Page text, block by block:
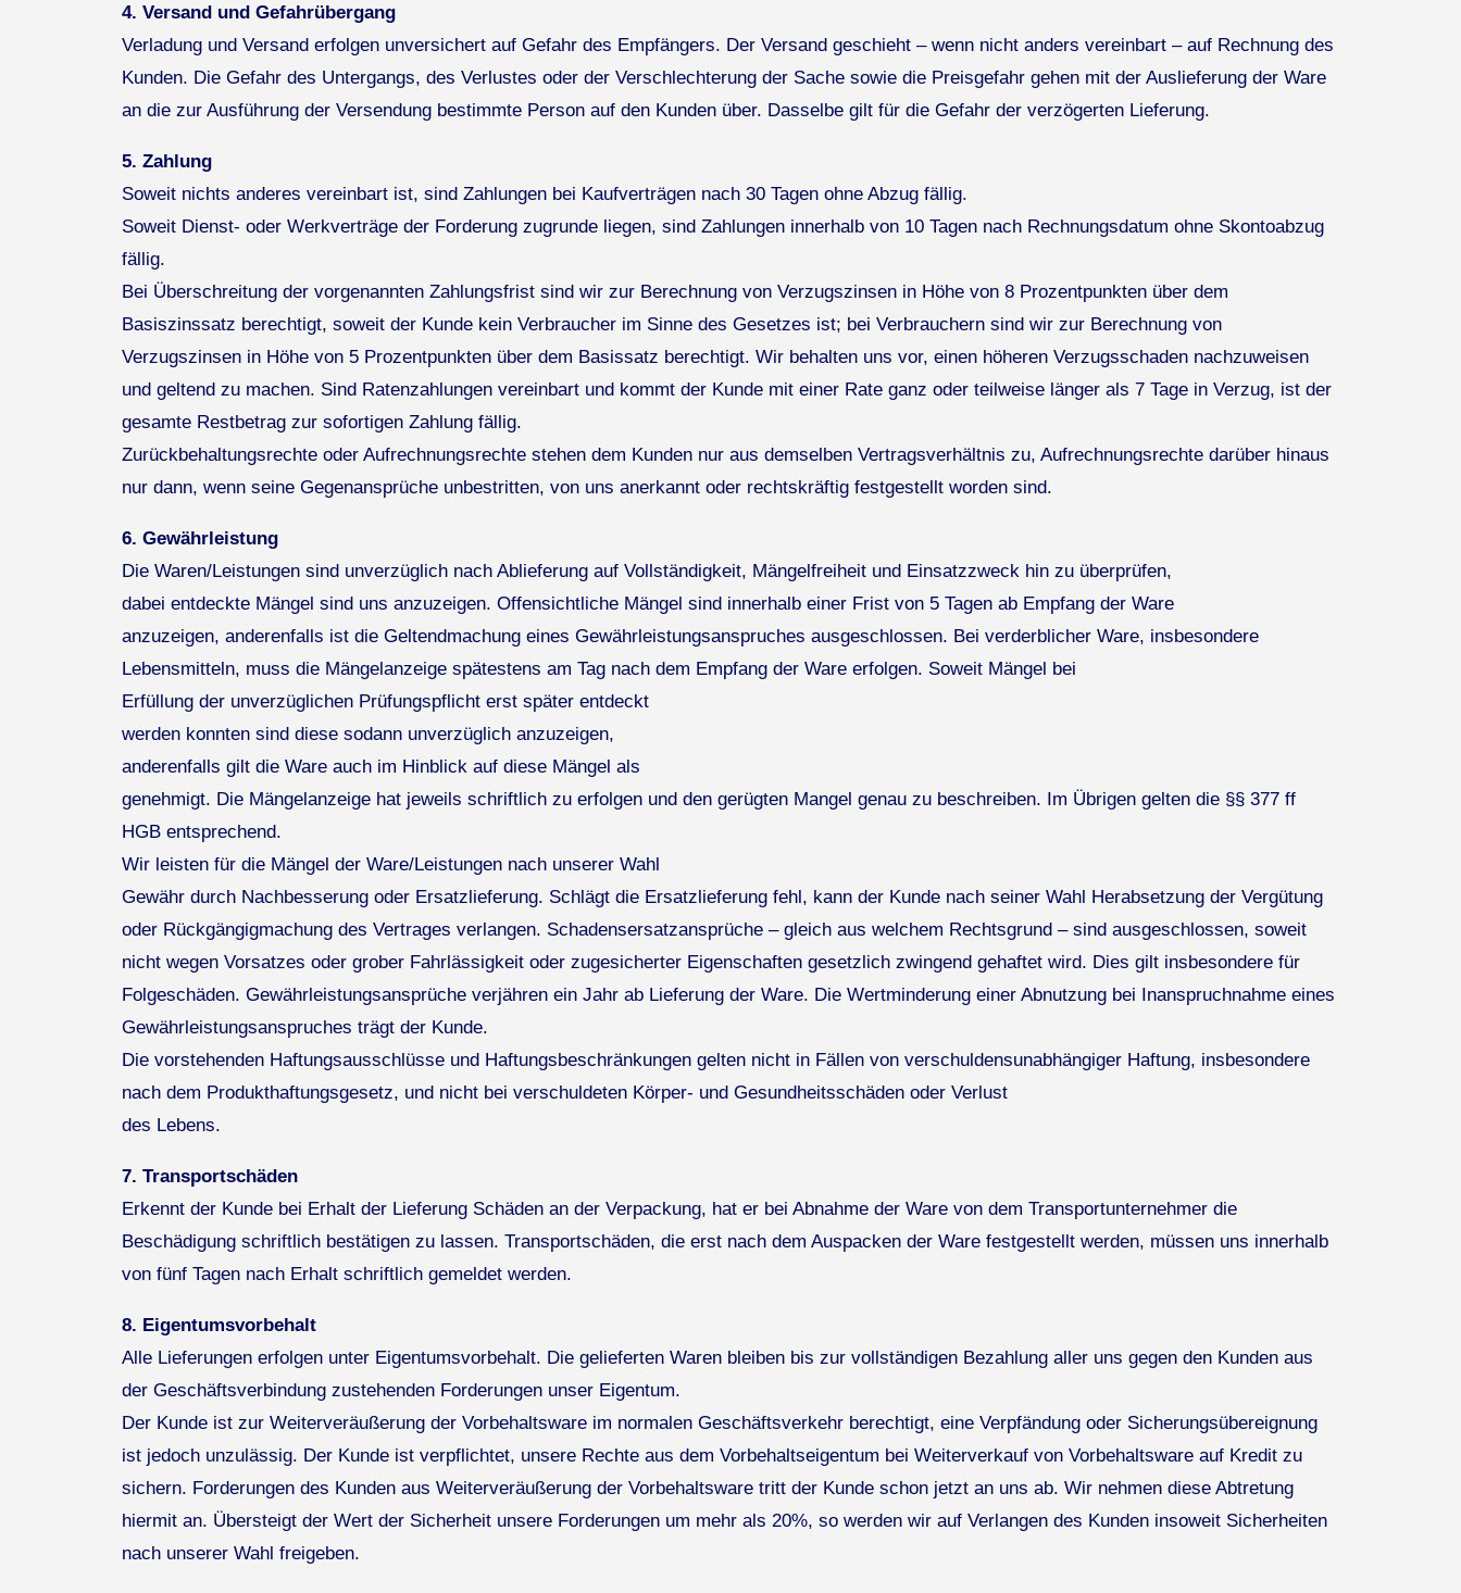
4. Versand und Gefahrübergang
Verladung und Versand erfolgen unversichert auf Gefahr des Empfängers. Der Versand geschieht – wenn nicht anders vereinbart – auf Rechnung des
Kunden. Die Gefahr des Untergangs, des Verlustes oder der Verschlechterung der Sache sowie die Preisgefahr gehen mit der Auslieferung der Ware
an die zur Ausführung der Versendung bestimmte Person auf den Kunden über. Dasselbe gilt für die Gefahr der verzögerten Lieferung.
5. Zahlung
Soweit nichts anderes vereinbart ist, sind Zahlungen bei Kaufverträgen nach 30 Tagen ohne Abzug fällig.
Soweit Dienst- oder Werkverträge der Forderung zugrunde liegen, sind Zahlungen innerhalb von 10 Tagen nach Rechnungsdatum ohne Skontoabzug
fällig.
Bei Überschreitung der vorgenannten Zahlungsfrist sind wir zur Berechnung von Verzugszinsen in Höhe von 8 Prozentpunkten über dem
Basiszinssatz berechtigt, soweit der Kunde kein Verbraucher im Sinne des Gesetzes ist; bei Verbrauchern sind wir zur Berechnung von
Verzugszinsen in Höhe von 5 Prozentpunkten über dem Basissatz berechtigt. Wir behalten uns vor, einen höheren Verzugsschaden nachzuweisen
und geltend zu machen. Sind Ratenzahlungen vereinbart und kommt der Kunde mit einer Rate ganz oder teilweise länger als 7 Tage in Verzug, ist der
gesamte Restbetrag zur sofortigen Zahlung fällig.
Zurückbehaltungsrechte oder Aufrechnungsrechte stehen dem Kunden nur aus demselben Vertragsverhältnis zu, Aufrechnungsrechte darüber hinaus
nur dann, wenn seine Gegenansprüche unbestritten, von uns anerkannt oder rechtskräftig festgestellt worden sind.
6. Gewährleistung
Die Waren/Leistungen sind unverzüglich nach Ablieferung auf Vollständigkeit, Mängelfreiheit und Einsatzzweck hin zu überprüfen,
dabei entdeckte Mängel sind uns anzuzeigen. Offensichtliche Mängel sind innerhalb einer Frist von 5 Tagen ab Empfang der Ware
anzuzeigen, anderenfalls ist die Geltendmachung eines Gewährleistungsanspruches ausgeschlossen. Bei verderblicher Ware, insbesondere
Lebensmitteln, muss die Mängelanzeige spätestens am Tag nach dem Empfang der Ware erfolgen. Soweit Mängel bei
Erfüllung der unverzüglichen Prüfungspflicht erst später entdeckt
werden konnten sind diese sodann unverzüglich anzuzeigen,
anderenfalls gilt die Ware auch im Hinblick auf diese Mängel als
genehmigt. Die Mängelanzeige hat jeweils schriftlich zu erfolgen und den gerügten Mangel genau zu beschreiben. Im Übrigen gelten die §§ 377 ff
HGB entsprechend.
Wir leisten für die Mängel der Ware/Leistungen nach unserer Wahl
Gewähr durch Nachbesserung oder Ersatzlieferung. Schlägt die Ersatzlieferung fehl, kann der Kunde nach seiner Wahl Herabsetzung der Vergütung
oder Rückgängigmachung des Vertrages verlangen. Schadensersatzansprüche – gleich aus welchem Rechtsgrund – sind ausgeschlossen, soweit
nicht wegen Vorsatzes oder grober Fahrlässigkeit oder zugesicherter Eigenschaften gesetzlich zwingend gehaftet wird. Dies gilt insbesondere für
Folgeschäden. Gewährleistungsansprüche verjähren ein Jahr ab Lieferung der Ware. Die Wertminderung einer Abnutzung bei Inanspruchnahme eines
Gewährleistungsanspruches trägt der Kunde.
Die vorstehenden Haftungsausschlüsse und Haftungsbeschränkungen gelten nicht in Fällen von verschuldensunabhängiger Haftung, insbesondere
nach dem Produkthaftungsgesetz, und nicht bei verschuldeten Körper- und Gesundheitsschäden oder Verlust
des Lebens.
7. Transportschäden
Erkennt der Kunde bei Erhalt der Lieferung Schäden an der Verpackung, hat er bei Abnahme der Ware von dem Transportunternehmer die
Beschädigung schriftlich bestätigen zu lassen. Transportschäden, die erst nach dem Auspacken der Ware festgestellt werden, müssen uns innerhalb
von fünf Tagen nach Erhalt schriftlich gemeldet werden.
8. Eigentumsvorbehalt
Alle Lieferungen erfolgen unter Eigentumsvorbehalt. Die gelieferten Waren bleiben bis zur vollständigen Bezahlung aller uns gegen den Kunden aus
der Geschäftsverbindung zustehenden Forderungen unser Eigentum.
Der Kunde ist zur Weiterveräußerung der Vorbehaltsware im normalen Geschäftsverkehr berechtigt, eine Verpfändung oder Sicherungsübereignung
ist jedoch unzulässig. Der Kunde ist verpflichtet, unsere Rechte aus dem Vorbehaltseigentum bei Weiterverkauf von Vorbehaltsware auf Kredit zu
sichern. Forderungen des Kunden aus Weiterveräußerung der Vorbehaltsware tritt der Kunde schon jetzt an uns ab. Wir nehmen diese Abtretung
hiermit an. Übersteigt der Wert der Sicherheit unsere Forderungen um mehr als 20%, so werden wir auf Verlangen des Kunden insoweit Sicherheiten
nach unserer Wahl freigeben.